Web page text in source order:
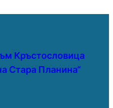
Кръстословица
Стара Планина“